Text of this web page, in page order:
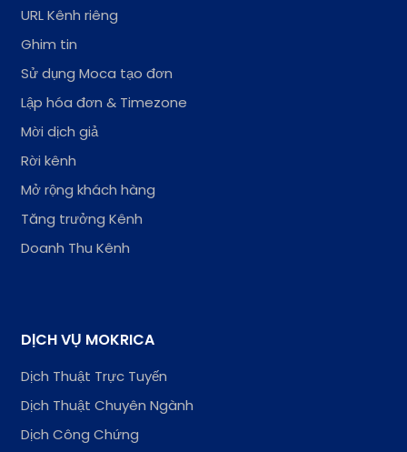
URL Kênh riêng
Ghim tin
Sử dụng Moca tạo đơn
Lập hóa đơn & Timezone
Mời dịch giả
Rời kênh
Mở rộng khách hàng
Tăng trưởng Kênh
Doanh Thu Kênh
DỊCH VỤ MOKRICA
Dịch Thuật Trực Tuyến
Dịch Thuật Chuyên Ngành
Dịch Công Chứng